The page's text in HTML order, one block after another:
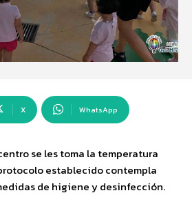
X WhatsApp
se les toma la temperatura
establecido contempla
de higiene y desinfección.